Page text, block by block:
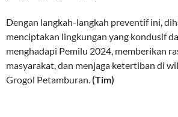
Dengan langkah-langkah preventif ini,
menciptakan lingkungan yang kondusif
menghadapi Pemilu 2024, memberikan
masyarakat, dan menjaga ketertiban di
Grogol Petamburan.(Tim)